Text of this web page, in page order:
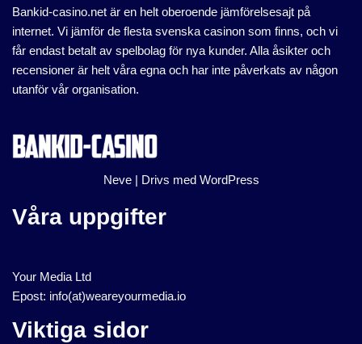
Bankid-casino.net är en helt oberoende jämförelsesajt på
internet. Vi jämför de flesta svenska casinon som finns, och vi
får endast betalt av spelbolag för nya kunder. Alla åsikter och
recensioner är helt våra egna och har inte påverkats av någon
utanför vår organisation.
Neve| Drivs med WordPress
Våra uppgifter
Your Media Ltd
Epost: info(at)weareyourmedia.io
Viktiga sidor